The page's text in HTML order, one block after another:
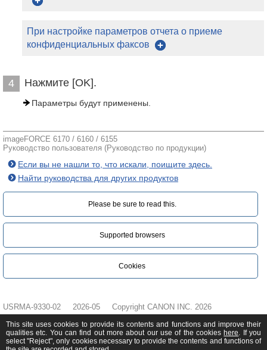
При настройке параметров отчета о приеме
конфиденциальных факсов
4 Нажмите [OK].
Параметры будут применены.
imageFORCE 6170 / 6160 / 6155
Руководство пользователя (Руководство по продукции)
Если вы не нашли то, что искали, поищите здесь.
Найти руководства для других продуктов
Please be sure to read this.‎
Supported browsers
Cookies
USRMA-9330-02 2026-05 Copyright CANON INC. 2026
This site uses cookies to provide its contents and functions and improve their
qualities etc. You can find out more about our use of the cookies here. If you
select "Reject", only cookies necessary to provide the contents and functions of